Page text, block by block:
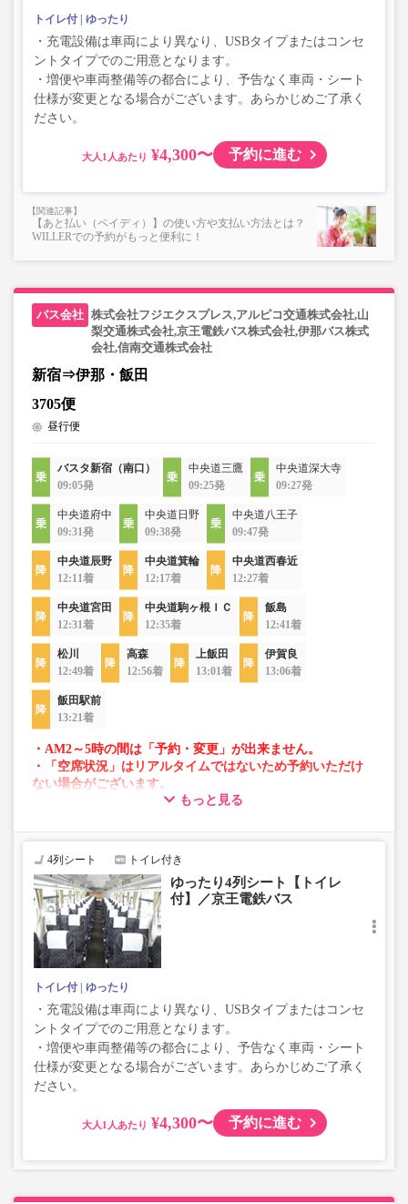
トイレ付 ゆったり
・充電設備は車両により異なり、USBタイプまたはコンセ
ントタイプでのご用意となります。
・増便や車両整備等の都合により、予告なく車両・シート
仕様が変更となる場合がございます。あらかじめご了承く
ださい。
大人 ¥4,300〜 予約に進む
【あと払い（ペイディ）】の使い方や支払い方法とは？
WILLERでの予約がもっと便利に！
株式会社フジエクスプレス,アルピコ交通株式会社,山
梨交通株式会社,京王電鉄バス株式会社,伊那バス株式
会社,信南交通株式会社
新宿⇒伊那・飯田
3705便
昼行便
バスタ新宿（南口）
09:05発
中央道三鷹
09:25発
中央道深大寺
09:27発
中央道府中
09:31発
中央道日野
09:38発
中央道八王子
09:47発
中央道辰野
12:11着
中央道箕輪
12:17着
中央道西春近
12:27着
中央道宮田
12:31着
中央道駒ヶ根ＩＣ
12:35着
飯島
12:41着
松川
12:49着
高森
12:56着
上飯田
13:01着
伊賀良
13:06着
飯田駅前
13:21着
・AM2～5時の間は「予約・変更」が出来ません。
・「空席状況」はリアルタイムではないため予約いただけ
ない場合がございます。
・車両は予告なく変更となる場合がございます。これに伴
で、あらかじめご了承ください。
もっと見る
4列シート トイレ付き
ゆったり4列シート【トイレ
付】／京王電鉄バス
トイレ付 ゆったり
・充電設備は車両により異なり、USBタイプまたはコンセ
ントタイプでのご用意となります。
・増便や車両整備等の都合により、予告なく車両・シート
仕様が変更となる場合がございます。あらかじめご了承く
ださい。
大人 ¥4,300〜 予約に進む